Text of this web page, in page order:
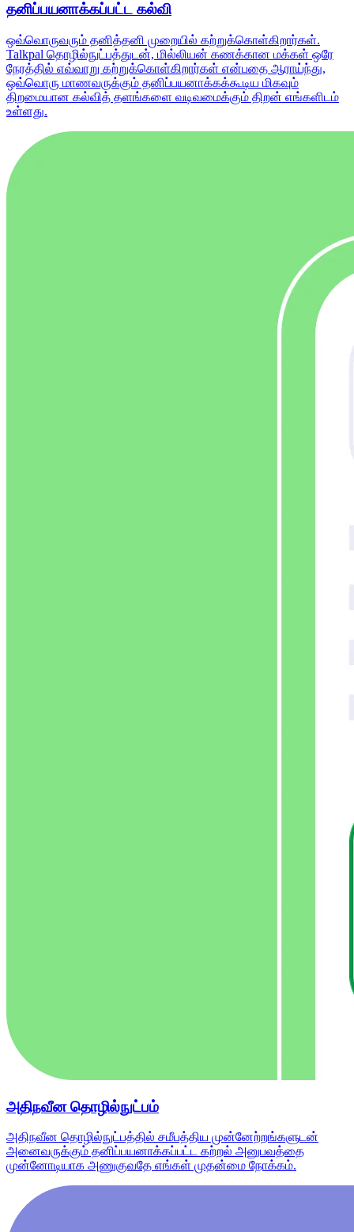
தனிப்பயனாக்கப்பட்ட கல்வி
ஒவ்வொருவரும் தனித்தனி முறையில் கற்றுக்கொள்கிறார்கள்.
Talkpal தொழில்நுட்பத்துடன், மில்லியன் கணக்கான மக்கள் ஒரே
நேரத்தில் எவ்வாறு கற்றுக்கொள்கிறார்கள் என்பதை ஆராய்ந்து,
ஒவ்வொரு மாணவருக்கும் தனிப்பயனாக்கக்கூடிய மிகவும்
திறமையான கல்வித் தளங்களை வடிவமைக்கும் திறன் எங்களிடம்
உள்ளது.
அதிநவீன தொழில்நுட்பம்
அதிநவீன தொழில்நுட்பத்தில் சமீபத்திய முன்னேற்றங்களுடன்
அனைவருக்கும் தனிப்பயனாக்கப்பட்ட கற்றல் அனுபவத்தை
முன்னோடியாக அணுகுவதே எங்கள் முதன்மை நோக்கம்.